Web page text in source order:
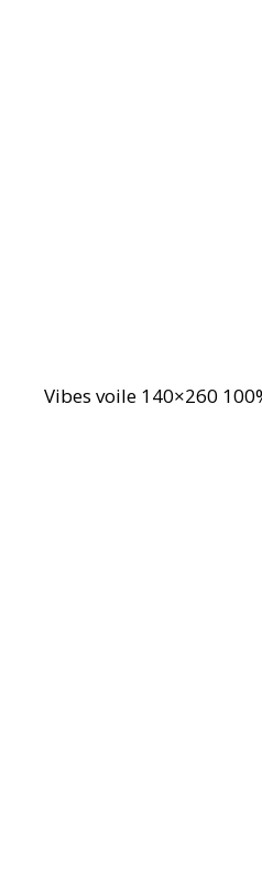
Vibes voile 140×260